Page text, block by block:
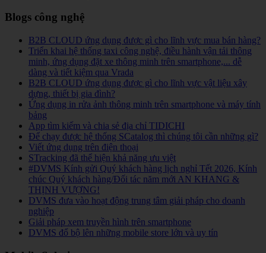
Blogs công nghệ
B2B CLOUD ứng dụng được gì cho lĩnh vực mua bán hàng?
Triển khai hệ thống taxi công nghệ, điều hành vận tải thông
minh, ứng dụng đặt xe thông minh trên smartphone,... dễ
dàng và tiết kiệm qua Vrada
B2B CLOUD ứng dụng được gì cho lĩnh vực vật liệu xây
dựng, thiết bị gia đình?
Ứng dụng in rửa ảnh thông minh trên smartphone và máy tính
bảng
App tìm kiếm và chia sẻ địa chỉ TIDICHI
Để chạy được hệ thống SCatalog thì chúng tôi cần những gì?
Viết ứng dụng trên điện thoại
STracking đã thể hiện khả năng ưu việt
#DVMS Kính gửi Quý khách hàng lịch nghỉ Tết 2026, Kính
chúc Quý khách hàng/Đối tác năm mới AN KHANG &
THỊNH VƯỢNG!
DVMS đưa vào hoạt động trung tâm giải pháp cho doanh
nghiệp
Giải pháp xem truyền hình trên smartphone
DVMS đổ bộ lên những mobile store lớn và uy tín